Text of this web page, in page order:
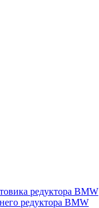
редуктора BMW
редуктора BMW